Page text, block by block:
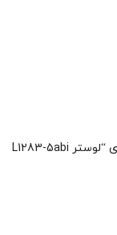
اولین نفری باشید که دیدگاهی را ارسال می کنید برای “لوستر L1283-5abi